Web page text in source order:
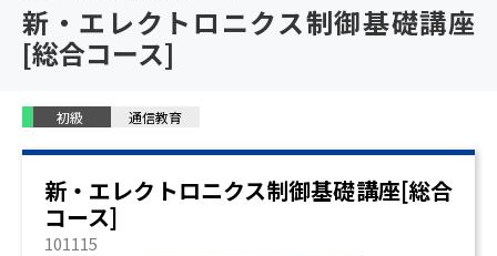
新・エレクトロニクス制御基礎講座
[総合コース]
初級 通信教育
新・エレクトロニクス制御基礎講座[総合
コース]
101115